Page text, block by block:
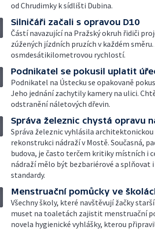
od Chrudimky k sídlišti Dubina.
Silničáři začali s opravou D10
Částí navazující na Pražský okruh řidiči
zúžených jízdních pruzích v každém
osmdesátikilometrovou rychlostí.
Podnikatel se pokusil uplatit
Podnikatel na Ústecku se opakovaně
Jeho jednání zachytily kamery na ulici.
odstranění náletových dřevin.
Správa železnic chystá opravu
Správa železnic vyhlásila architektonickou
rekonstrukci nádraží v Mostě. Současná,
budova, je často terčem kritiky místních i
nádraží mělo být bezbariérové a splňovat
standardy.
Menstruační pomůcky ve
Všechny školy, které navštěvují žačky
muset na toaletách zajistit menstruační
novela hygienické vyhlášky, kterou